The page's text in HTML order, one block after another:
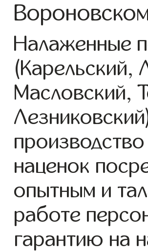
Налаженные
(Карельский,
Масловский,
наценок
опытным и
работе
гарантию на